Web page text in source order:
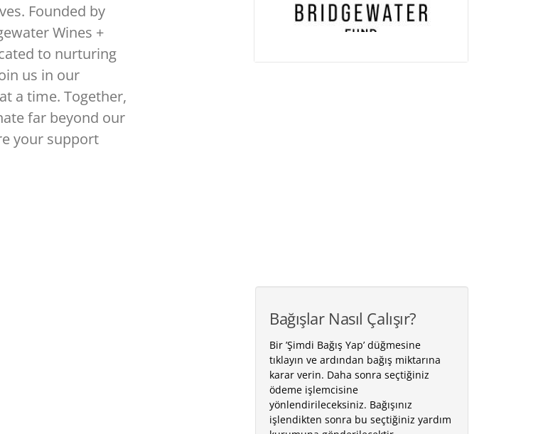
Founded by
Wines +
to nurturing
us in our
a time. Together,
far beyond our
your support
Bağışlar Nasıl Çalışır?
Bir ’Şimdi Bağış Yap’ düğmesine
tıklayın ve ardından bağış miktarına
karar verin. Daha sonra seçtiğiniz
ödeme işlemcisine
yönlendirileceksiniz. Bağışınız
işlendikten sonra bu seçtiğiniz yardım